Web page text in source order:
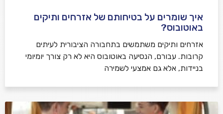
איך שומרים על בטיחותם של אזרחים ותיקים
באוטובוס?
אזרחים ותיקים משתמשים בתחבורה הציבורית לעיתים
קרובות. עבורם, הנסיעה באוטובוס היא לא רק צורך יומיומי
בניידות, אלא גם אמצעי לשמירה